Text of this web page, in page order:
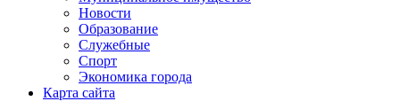
Новости
Образование
Служебные
Спорт
Экономика города
Карта сайта